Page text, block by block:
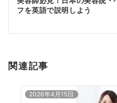
ン
フを英語で説明しよう
関連記事
2026年4月15日